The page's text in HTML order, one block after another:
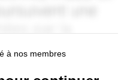
à nos membres